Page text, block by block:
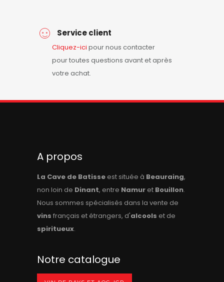
Service client
Cliquez-ici pour nous contacter
pour toutes questions avant et après
votre achat.
A propos
La Cave de Batisse est située à Beauraing,
non loin de Dinant, entre Namur et Bouillon.
Nous sommes spécialisés dans la vente de
vins français et étrangers, d'alcools et de
spiritueux.
Notre catalogue